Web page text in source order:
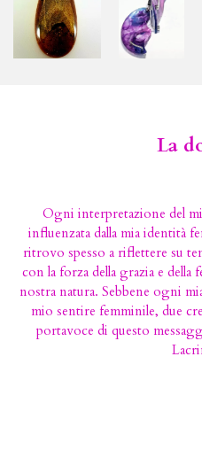
La
Ogni interpretazione del
influenzata dalla mia identità
ritrovo spesso a riflettere su
con la forza della grazia e della
nostra natura. Sebbene ogni
mio sentire femminile, due
portavoce di questo